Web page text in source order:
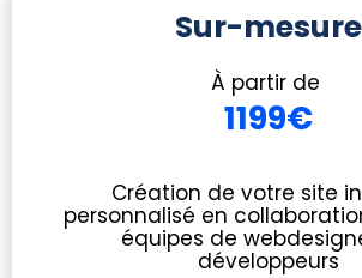
Sur-mesure
À partir de
1199€
Création de votre site
personnalisé en
équipes de
développeurs